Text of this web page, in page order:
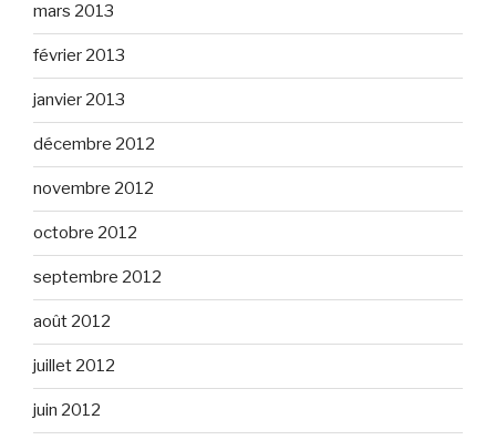
mars 2013
février 2013
janvier 2013
décembre 2012
novembre 2012
octobre 2012
septembre 2012
août 2012
juillet 2012
juin 2012